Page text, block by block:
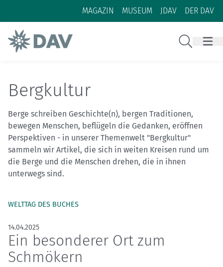
Zum Inhalt
Zur Footer-Navigation
MAGAZIN MUSEUM JDAV DER DAV
Bergkultur
Berge schreiben Geschichte(n), bergen Traditionen,
bewegen Menschen, beflügeln die Gedanken, eröffnen
Perspektiven - in unserer Themenwelt "Bergkultur"
sammeln wir Artikel, die sich in weiten Kreisen rund um
die Berge und die Menschen drehen, die in ihnen
unterwegs sind.
WELTTAG DES BUCHES
14.04.2025
Ein besonderer Ort zum
Schmökern